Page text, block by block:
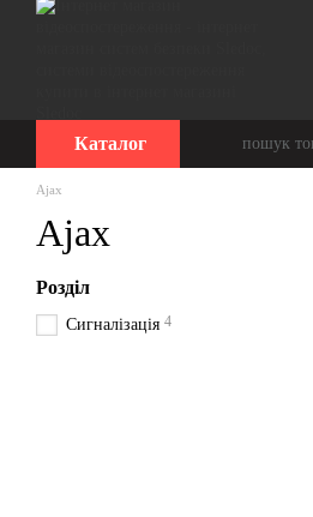
Перейти до основного контенту
Каталог
Ajax
Ajax
Розділ
Сигналізація 4